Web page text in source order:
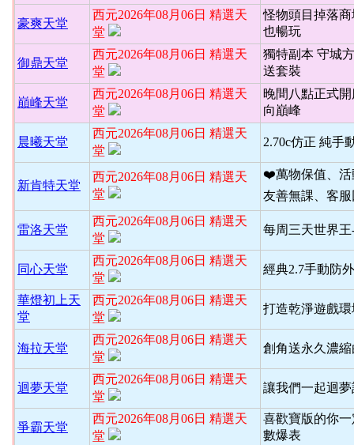
豪爽天堂
西元2026年08月06日 精選天
堂
怪物頭目掉落
也暢玩
御鼎天堂
西元2026年08月06日 精選天
堂
獨特副本 守城
送套裝
巔峰天堂
西元2026年08月06日 精選天
堂
晚間八點正式
向巔峰
晨曦天堂
西元2026年08月06日 精選天
堂
2.70c仿正 純手
新肯特天堂
西元2026年08月06日 精選天
堂
❤️萬物保值、活
友善無課、客
雷洛天堂
西元2026年08月06日 精選天
堂
每周三天世界
同心天堂
西元2026年08月06日 精選天
堂
經典2.7手動防
華燈初上天
堂
西元2026年08月06日 精選天
堂
打造乾淨遊戲
海拉天堂
西元2026年08月06日 精選天
堂
創角送永久濃
迴夢天堂
西元2026年08月06日 精選天
堂
讓我們一起迴
爭霸天堂
西元2026年08月06日 精選天
堂
喜歡寶版的你
數爆表